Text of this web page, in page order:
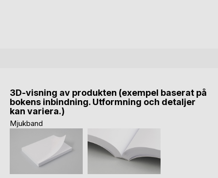
3D-visning av produkten (exempel baserat på
bokens inbindning. Utformning och detaljer
kan variera.)
Mjukband